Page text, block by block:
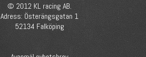
© 2012 KL racing AB.
Adress: Österängsgatan 1
52134 Falköping